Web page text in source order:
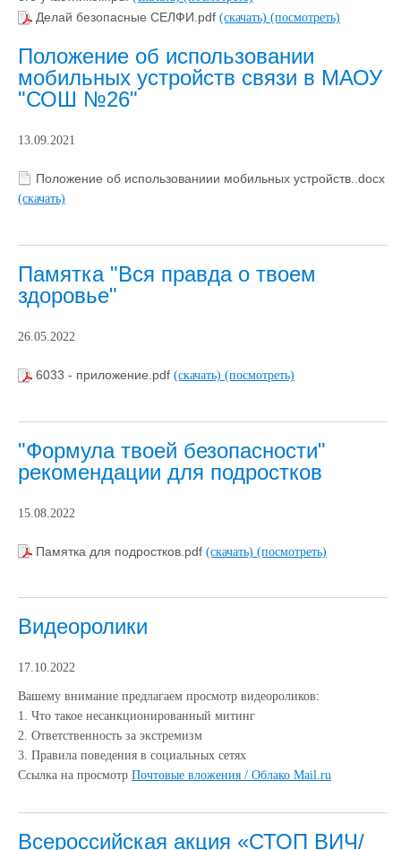
Делай безопасные СЕЛФИ.pdf (скачать) (посмотреть)
Положение об использовании
мобильных устройств связи в МАОУ
"СОШ №26"
13.09.2021
Положение об использованиии мобильных устройств..docx
(скачать)
Памятка "Вся правда о твоем
здоровье"
26.05.2022
6033 - приложение.pdf (скачать) (посмотреть)
"Формула твоей безопасности"
рекомендации для подростков
15.08.2022
Памятка для подростков.pdf (скачать) (посмотреть)
Видеоролики
17.10.2022
Вашему внимание предлагаем просмотр видеороликов:
1. Что такое несанкционированный митинг
2. Ответственность за экстремизм
3. Правила поведения в социальных сетях
Ссылка на просмотр Почтовые вложения / Облако Mail.ru
Всероссийская акция «СТОП ВИЧ/